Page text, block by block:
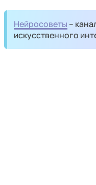
Нейросоветы –
искусственного